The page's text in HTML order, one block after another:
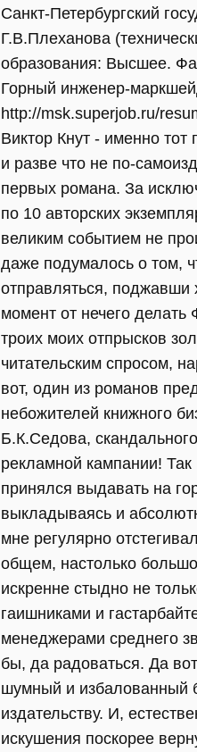
Санкт-Петербургский
Г.В.Плеханова
образования: Высшее.
Горный инженер-
http://msk.superjob.ru/
Виктор Кнут - именно
и разве что не по-
первых романа. За
по 10 авторских
великим событием не
даже подумалось о том,
отправляться, поджавши
момент от нечего
троих моих отпрысков
читательским спросом,
вот, один из романов
небожителей книжного
Б.К.Седова,
рекламной кампании! Так
принялся выдавать на
выкладываясь и
мне регулярно
общем, настолько
искренне стыдно не
гаишниками и
менеджерами среднего
бы, да радоваться. Да
шумный и избалованный
издательству. И,
искушения поскорее